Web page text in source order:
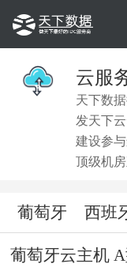
云服
天下数
发天下
建设参
顶级机房
葡萄牙 西班
葡萄牙云主机